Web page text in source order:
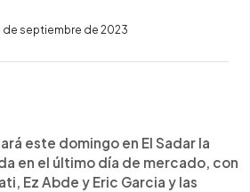
septiembre de 2023
este domingo en El Sadar la
en el último día de mercado, con
Ez Abde y Eric Garcia y las